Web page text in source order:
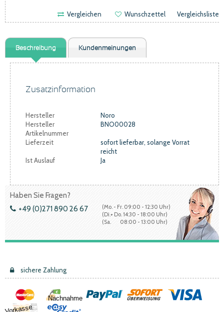
Vergleichen Wunschzettel Vergleichsliste
Beschreibung Kundenmeinungen
Zusatzinformation
Hersteller
Noro
Hersteller
Artikelnummer
BNO00028
Lieferzeit
sofort lieferbar, solange Vorrat
reicht
Ist Auslauf
Ja
Haben Sie Fragen?
+49 (0)271 890 26 67
(Mo. - Fr. 09:00 - 12:30 Uhr)
(Di.+ Do. 14:30 - 18:00 Uhr)
(Sa. 08:00 - 13:00 Uhr)
sichere Zahlung
Nachnahme
Vorkasse